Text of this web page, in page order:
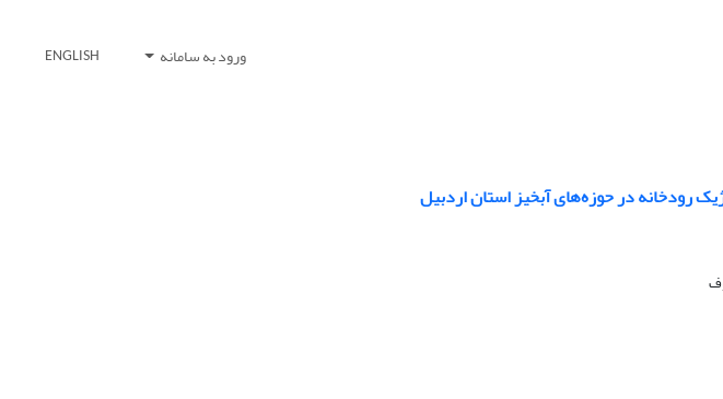
ورود به سامانه ENGLISH
رودخانه در حوزه‌های آبخیز استان اردبیل